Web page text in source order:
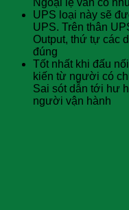
Ngoại lệ vẫn có
UPS loại này sẽ
UPS. Trên thân
Output, thứ tự các
đúng
Tốt nhất khi đấu
kiến từ người có
Sai sót dẫn tới hư
người vận hành